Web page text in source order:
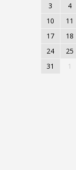
3
4
10
11
17
18
24
25
31
1